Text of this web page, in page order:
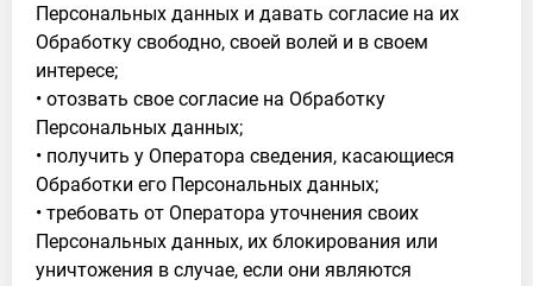
Персональных данных и давать согласие на их
Обработку свободно, своей волей и в своем
интересе;
• отозвать свое согласие на Обработку
Персональных данных;
• получить у Оператора сведения, касающиеся
Обработки его Персональных данных;
• требовать от Оператора уточнения своих
Персональных данных, их блокирования или
уничтожения в случае, если они являются